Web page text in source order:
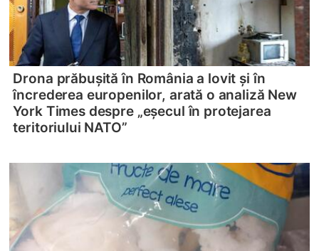
Drona prăbușită în România a lovit și în
încrederea europenilor, arată o analiză New
York Times despre „eșecul în protejarea
teritoriului NATO”